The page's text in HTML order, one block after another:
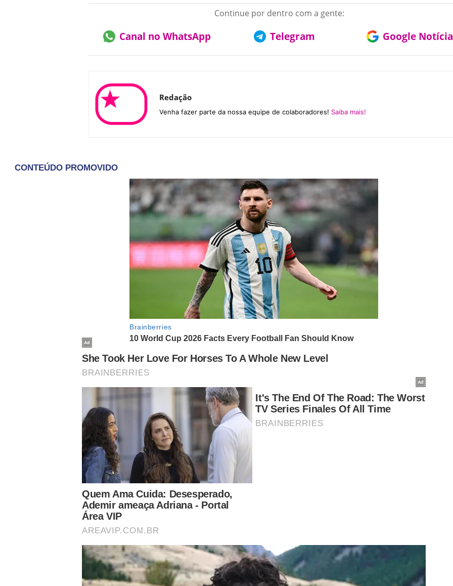
Continue por dentro com a gente:
Canal no WhatsApp Telegram Google
Redação
Venha fazer parte da nossa equipe de colaboradores! Saiba mais!